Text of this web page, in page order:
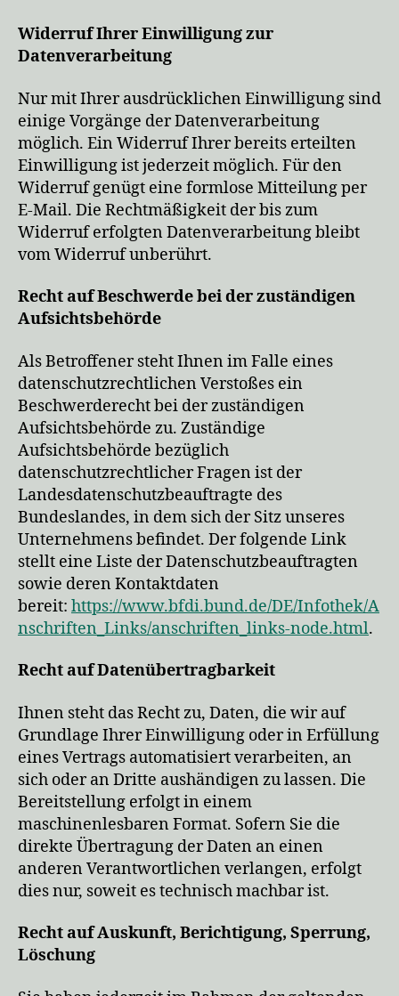
Widerruf Ihrer Einwilligung zur
Datenverarbeitung
Nur mit Ihrer ausdrücklichen Einwilligung sind
einige Vorgänge der Datenverarbeitung
möglich. Ein Widerruf Ihrer bereits erteilten
Einwilligung ist jederzeit möglich. Für den
Widerruf genügt eine formlose Mitteilung per
E-Mail. Die Rechtmäßigkeit der bis zum
Widerruf erfolgten Datenverarbeitung bleibt
vom Widerruf unberührt.
Recht auf Beschwerde bei der zuständigen
Aufsichtsbehörde
Als Betroffener steht Ihnen im Falle eines
datenschutzrechtlichen Verstoßes ein
Beschwerderecht bei der zuständigen
Aufsichtsbehörde zu. Zuständige
Aufsichtsbehörde bezüglich
datenschutzrechtlicher Fragen ist der
Landesdatenschutzbeauftragte des
Bundeslandes, in dem sich der Sitz unseres
Unternehmens befindet. Der folgende Link
stellt eine Liste der Datenschutzbeauftragten
sowie deren Kontaktdaten
bereit: https://www.bfdi.bund.de/DE/Infothek/A
nschriften_Links/anschriften_links-node.html.
Recht auf Datenübertragbarkeit
Ihnen steht das Recht zu, Daten, die wir auf
Grundlage Ihrer Einwilligung oder in Erfüllung
eines Vertrags automatisiert verarbeiten, an
sich oder an Dritte aushändigen zu lassen. Die
Bereitstellung erfolgt in einem
maschinenlesbaren Format. Sofern Sie die
direkte Übertragung der Daten an einen
anderen Verantwortlichen verlangen, erfolgt
dies nur, soweit es technisch machbar ist.
Recht auf Auskunft, Berichtigung, Sperrung,
Löschung